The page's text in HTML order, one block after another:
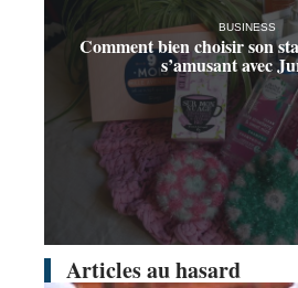
BUSINESS
Comment bien choisir son
s’amusant avec
Articles au hasard